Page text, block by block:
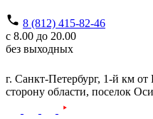
8 (812) 415-82-46
с 8.00 до 20.00
без выходных
г. Санкт-Петербург, 1-й км от
сторону области, поселок